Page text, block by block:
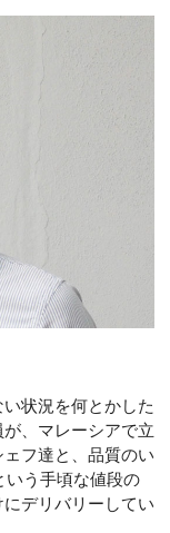
状況を何とかした
、マレーシアで立
フ達と、品質のい
いう手頃な値段の
デリバリーしてい